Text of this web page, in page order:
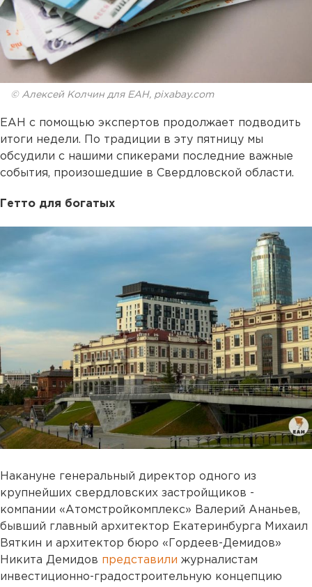
© Алексей Колчин для ЕАН, pixabay.com
ЕАН с помощью экспертов продолжает подводить
итоги недели. По традиции в эту пятницу мы
обсудили с нашими спикерами последние важные
события, произошедшие в Свердловской области.
Гетто для богатых
Накануне генеральный директор одного из
крупнейших свердловских застройщиков -
компании «Атомстройкомплекс» Валерий Ананьев,
бывший главный архитектор Екатеринбурга Михаил
Вяткин и архитектор бюро «Гордеев-Демидов»
Никита Демидов представили журналистам
инвестиционно-градостроительную концепцию